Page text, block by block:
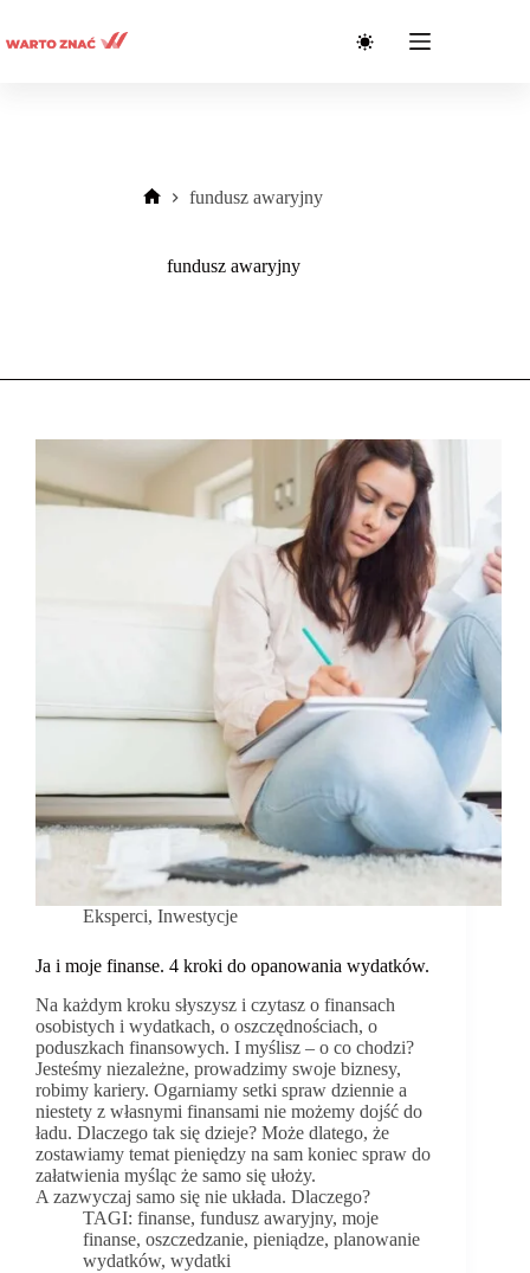
treści
fundusz awaryjny
fundusz awaryjny
Eksperci, Inwestycje
Ja i moje finanse. 4 kroki do opanowania wydatków.
Na każdym kroku słyszysz i czytasz o finansach
osobistych i wydatkach, o oszczędnościach, o
poduszkach finansowych. I myślisz – o co chodzi?
Jesteśmy niezależne, prowadzimy swoje biznesy,
robimy kariery. Ogarniamy setki spraw dziennie a
niestety z własnymi finansami nie możemy dojść do
ładu. Dlaczego tak się dzieje? Może dlatego, że
zostawiamy temat pieniędzy na sam koniec spraw do
załatwienia myśląc że samo się ułoży.
A zazwyczaj samo się nie układa. Dlaczego?
TAGI: finanse,fundusz awaryjny,moje
finanse, oszczedzanie, pieniądze, planowanie
wydatków, wydatki